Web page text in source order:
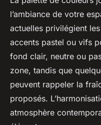
l’ambiance de votre
actuelles privilégient
accents pastel ou vifs
fond clair, neutre ou
zone, tandis que
peuvent rappeler la
proposés.
atmosphère